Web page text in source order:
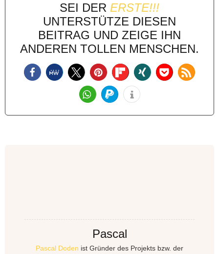
SEI DER ERSTE!!!
UNTERSTÜTZE DIESEN
BEITRAG UND ZEIGE IHN
ANDEREN TOLLEN MENSCHEN.
Pascal
Pascal Doden ist Gründer des Projekts bzw. der